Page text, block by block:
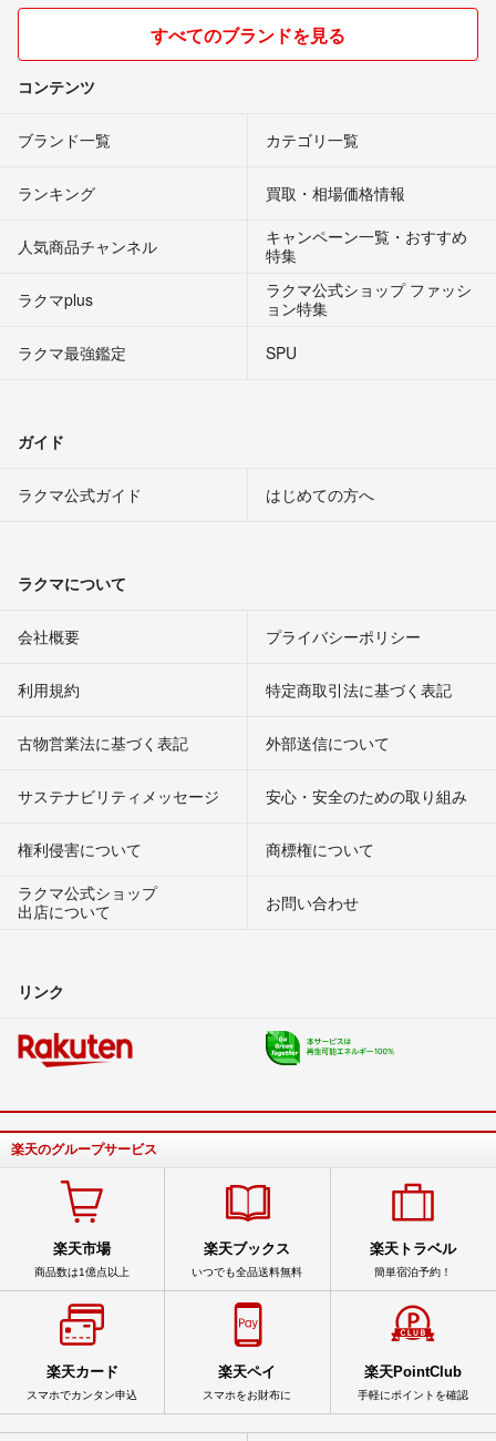
すべてのブランドを見る
コンテンツ
ブランド一覧 カテゴリ一覧
ランキング 買取・相場価格情報
人気商品チャンネル
キャンペーン一覧・おすすめ
特集
ラクマplus
ラクマ公式ショップ ファッシ
ョン特集
ラクマ最強鑑定
SPU
ガイド
ラクマ公式ガイド はじめての方へ
ラクマについて
会社概要 プライバシーポリシー
利用規約 特定商取引法に基づく表記
古物営業法に基づく表記 外部送信について
サステナビリティメッセージ 安心・安全のための取り組み
権利侵害について
商標権について
ラクマ公式ショップ
出店について
お問い合わせ
リンク
楽天のグループサービス
楽天市場
商品数は1億点以上
楽天ブックス
いつでも全品送料無料
楽天トラベル
簡単宿泊予約！
楽天カード
スマホでカンタン申込
楽天ペイ
スマホをお財布に
楽天PointClub
手軽にポイントを確認